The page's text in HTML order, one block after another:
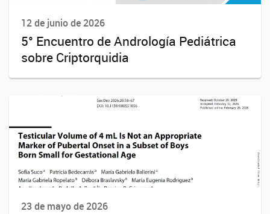
12 de junio de 2026
5° Encuentro de Andrología Pediátrica
sobre Criptorquidia
23 de mayo de 2026